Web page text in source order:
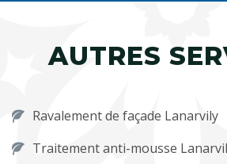
AUTRES
Ravalement de façade Lanarvily
Traitement anti-mousse